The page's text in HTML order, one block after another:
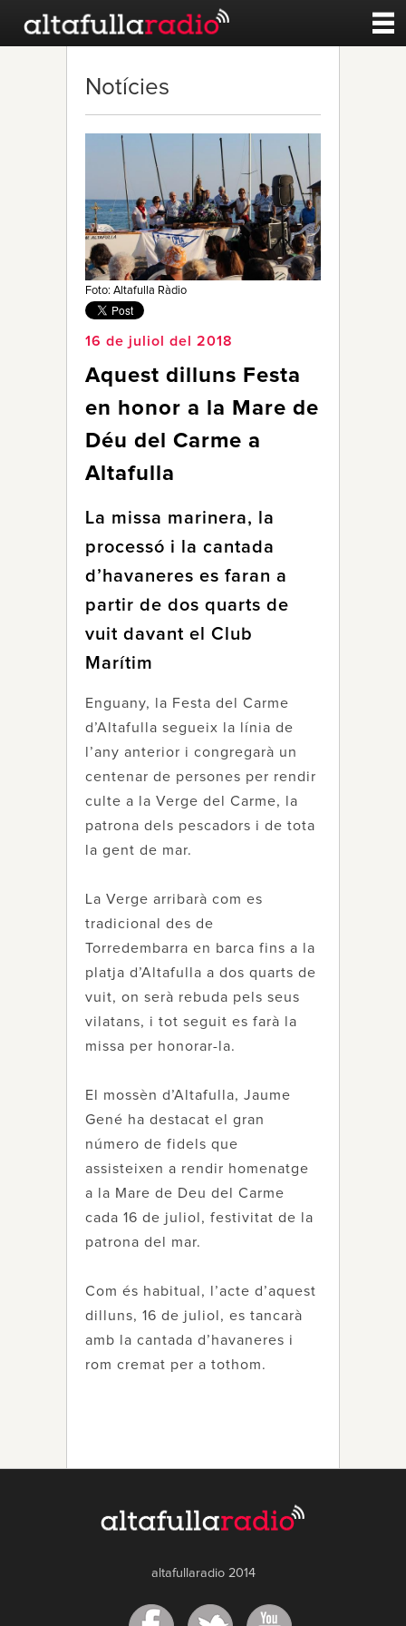
Esports
Noticies
Qui Som
Notícies
Foto: Altafulla Ràdio
16 de juliol del 2018
Aquest dilluns Festa
en honor a la Mare de
Déu del Carme a
Altafulla
La missa marinera, la
processó i la cantada
d’havaneres es faran a
partir de dos quarts de
vuit davant el Club
Marítim
Enguany, la Festa del Carme
d’Altafulla segueix la línia de
l’any anterior i congregarà un
centenar de persones per rendir
culte a la Verge del Carme, la
patrona dels pescadors i de tota
la gent de mar.
La Verge arribarà com es
tradicional des de
Torredembarra en barca fins a la
platja d’Altafulla a dos quarts de
vuit, on serà rebuda pels seus
vilatans, i tot seguit es farà la
missa per honorar-la.
El mossèn d’Altafulla, Jaume
Gené ha destacat el gran
número de fidels que
assisteixen a rendir homenatge
a la Mare de Deu del Carme
cada 16 de juliol, festivitat de la
patrona del mar.
Com és habitual, l’acte d’aquest
dilluns, 16 de juliol, es tancarà
amb la cantada d’havaneres i
rom cremat per a tothom.
altafullaradio 2014